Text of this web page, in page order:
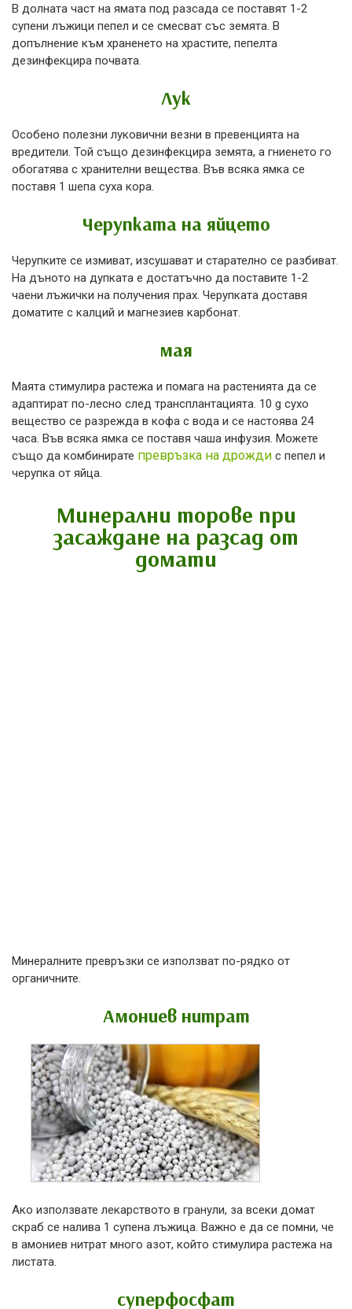
В долната част на ямата под разсада се поставят 1-2
супени лъжици пепел и се смесват със земята. В
допълнение към храненето на храстите, пепелта
дезинфекцира почвата.
Лук
Особено полезни луковични везни в превенцията на
вредители. Той също дезинфекцира земята, а гниенето го
обогатява с хранителни вещества. Във всяка ямка се
поставя 1 шепа суха кора.
Черупката на яйцето
Черупките се измиват, изсушават и старателно се разбиват.
На дъното на дупката е достатъчно да поставите 1-2
чаени лъжички на получения прах. Черупката доставя
доматите с калций и магнезиев карбонат.
мая
Маята стимулира растежа и помага на растенията да се
адаптират по-лесно след трансплантацията. 10 g сухо
вещество се разрежда в кофа с вода и се настоява 24
часа. Във всяка ямка се поставя чаша инфузия. Можете
също да комбинирате превръзка на дрожди с пепел и
черупка от яйца.
Минерални торове при
засаждане на разсад от
домати
Минералните превръзки се използват по-рядко от
органичните.
Амониев нитрат
Ако използвате лекарството в гранули, за всеки домат
скраб се налива 1 супена лъжица. Важно е да се помни, че
в амониев нитрат много азот, който стимулира растежа на
листата.
суперфосфат